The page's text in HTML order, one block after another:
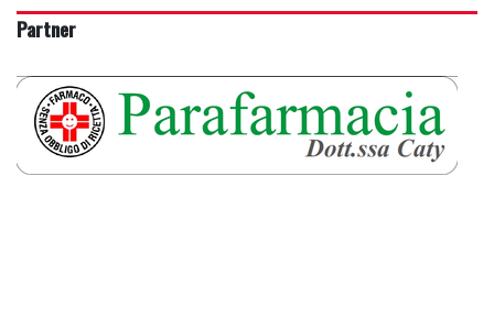
Partner